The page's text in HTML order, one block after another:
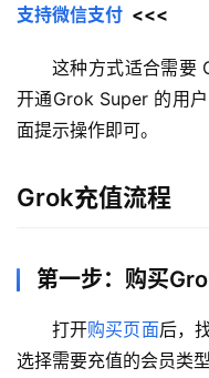
支持微信支付
  <<<
这种方式适合需要
开通Grok Super 的用
面提示操作即可。
Grok充值流程
第一步：购买
打开购买页面后，
选择需要充值的会员类型